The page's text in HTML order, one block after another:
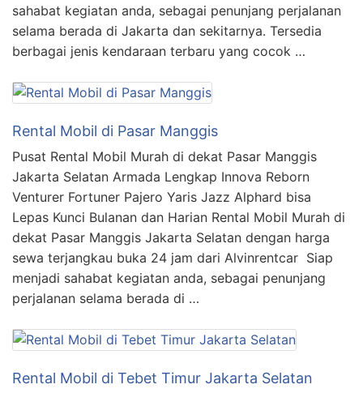
sahabat kegiatan anda, sebagai penunjang perjalanan
selama berada di Jakarta dan sekitarnya. Tersedia
berbagai jenis kendaraan terbaru yang cocok …
Rental Mobil di Pasar Manggis
Pusat Rental Mobil Murah di dekat Pasar Manggis
Jakarta Selatan Armada Lengkap Innova Reborn
Venturer Fortuner Pajero Yaris Jazz Alphard bisa
Lepas Kunci Bulanan dan Harian Rental Mobil Murah di
dekat Pasar Manggis Jakarta Selatan dengan harga
sewa terjangkau buka 24 jam dari Alvinrentcar Siap
menjadi sahabat kegiatan anda, sebagai penunjang
perjalanan selama berada di …
Rental Mobil di Tebet Timur Jakarta Selatan